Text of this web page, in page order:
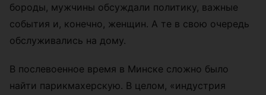
бороды, мужчины обсуждали политику, важные
события и, конечно, женщин. А те в свою очередь
обслуживались на дому.
В послевоенное время в Минске сложно было
найти парикмахерскую. В целом, «индустрия